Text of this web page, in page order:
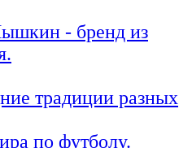
- бренд из
традиции разных
по футболу.